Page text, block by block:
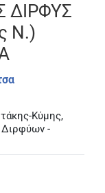
ΔΙΡΦΥΣ
Ν.)
Κύμης,
-